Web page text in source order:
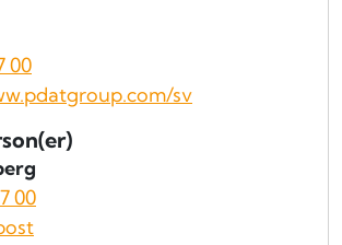
00
sv
00